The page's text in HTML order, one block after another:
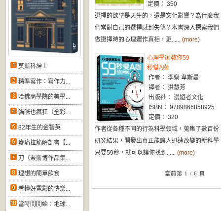
莫斯科紳士
精準寫作：寫作力...
哈佛商學院的美學...
貓咪也瘋狂（全彩...
82年生的金智英
痠痛拉筋解剖書【...
刀（奈斯博作品集...
理想的簡單飲食
看懂好電影的快樂...
當時間開始：地球...
定價： 350
選擇的欲望是天生的，還是文化影響？為什麼我
們常對自己的選擇感到失望？本書深入探索我們
做選擇時的心理運作真相，更...... (more)
心理學家教你59
秒變A咖
作者： 李察 韋斯曼
譯者： 洪慧芳
出版社： 漫遊者文化
ISBN： 9789866858925
定價： 320
作者從各種不同的行為科學領域，蒐集了數百份
研究結果，開發出真正能讓人迅速改變的新科學
只要59秒，就可以讓你找到...... (more)
當前第 1 / 6 頁